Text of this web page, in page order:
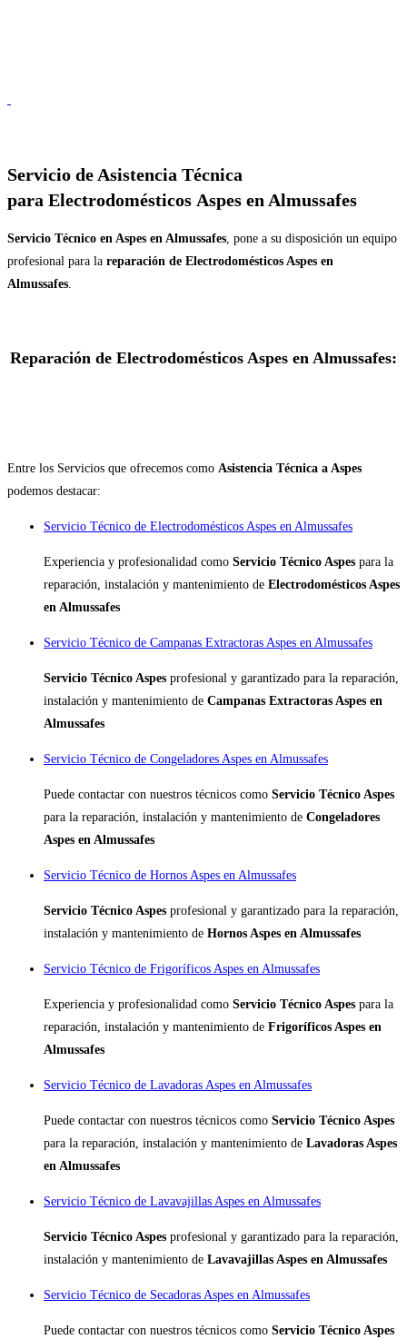
Servicio de Asistencia Técnica
para Electrodomésticos Aspes en Almussafes
Servicio Técnico en Aspes en Almussafes, pone a su disposición un equipo
profesional para la reparación de Electrodomésticos Aspes en
Almussafes.
Reparación de Electrodomésticos Aspes en Almussafes:
Entre los Servicios que ofrecemos como Asistencia Técnica a Aspes
podemos destacar:
Servicio Técnico de Electrodomésticos Aspes en Almussafes
Experiencia y profesionalidad como Servicio Técnico Aspes para la
reparación, instalación y mantenimiento de Electrodomésticos Aspes
en Almussafes
Servicio Técnico de Campanas Extractoras Aspes en Almussafes
Servicio Técnico Aspes profesional y garantizado para la reparación,
instalación y mantenimiento de Campanas Extractoras Aspes en
Almussafes
Servicio Técnico de Congeladores Aspes en Almussafes
Puede contactar con nuestros técnicos como Servicio Técnico Aspes
para la reparación, instalación y mantenimiento de Congeladores
Aspes en Almussafes
Servicio Técnico de Hornos Aspes en Almussafes
Servicio Técnico Aspes profesional y garantizado para la reparación,
instalación y mantenimiento de Hornos Aspes en Almussafes
Servicio Técnico de Frigoríficos Aspes en Almussafes
Experiencia y profesionalidad como Servicio Técnico Aspes para la
reparación, instalación y mantenimiento de Frigoríficos Aspes en
Almussafes
Servicio Técnico de Lavadoras Aspes en Almussafes
Puede contactar con nuestros técnicos como Servicio Técnico Aspes
para la reparación, instalación y mantenimiento de Lavadoras Aspes
en Almussafes
Servicio Técnico de Lavavajillas Aspes en Almussafes
Servicio Técnico Aspes profesional y garantizado para la reparación,
instalación y mantenimiento de Lavavajillas Aspes en Almussafes
Servicio Técnico de Secadoras Aspes en Almussafes
Puede contactar con nuestros técnicos como Servicio Técnico Aspes